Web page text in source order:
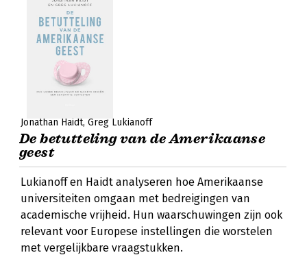
Jonathan Haidt Greg Lukianoff
De betutteling van de Amerikaanse
geest
Lukianoff en Haidt analyseren hoe Amerikaanse
universiteiten omgaan met bedreigingen van
academische vrijheid. Hun waarschuwingen zijn ook
relevant voor Europese instellingen die worstelen
met vergelijkbare vraagstukken.